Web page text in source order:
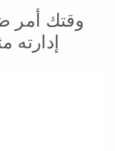
وقتك أمر
إدارته